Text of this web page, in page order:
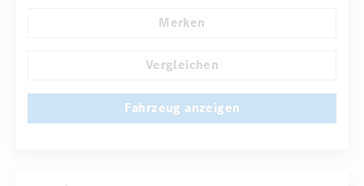
Niveauregulierung
Merken
Vergleichen
Fahrzeug anzeigen